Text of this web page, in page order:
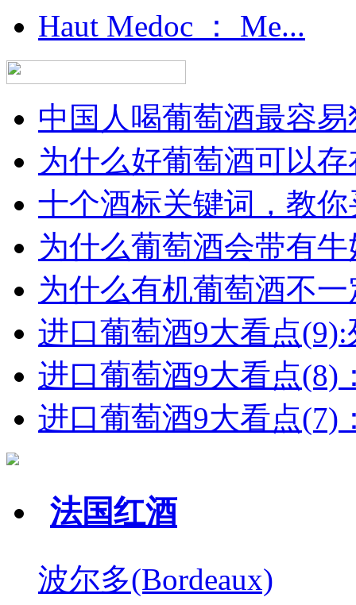
Haut Medoc ： Me...
中国人喝葡萄酒最容
为什么好葡萄酒可以
十个酒标关键词，教
为什么葡萄酒会带有
为什么有机葡萄酒不
进口葡萄酒9大看点(9):
进口葡萄酒9大看点(8)
进口葡萄酒9大看点(7)
法国红酒
波尔多(Bordeaux)